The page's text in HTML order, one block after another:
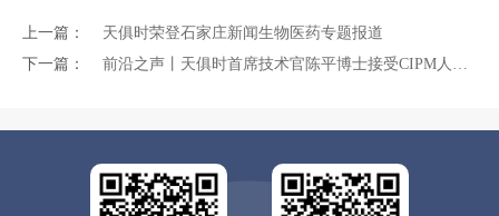
上一篇：
天俱时荣登石家庄新闻生物医药专题报道
下一篇：